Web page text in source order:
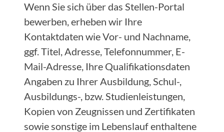
Wenn Sie sich über das Stellen-Portal
bewerben, erheben wir Ihre
Kontaktdaten wie Vor- und Nachname,
ggf. Titel, Adresse, Telefonnummer, E-
Mail-Adresse, Ihre Qualifikationsdaten
Angaben zu Ihrer Ausbildung, Schul-,
Ausbildungs-, bzw. Studienleistungen,
Kopien von Zeugnissen und Zertifikaten
sowie sonstige im Lebenslauf enthaltene